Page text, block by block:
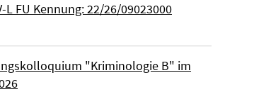
L FU Kennung: 22/26/09023000
"Kriminologie B" im